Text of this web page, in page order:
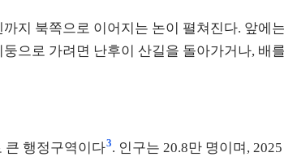
지 북쪽으로 이어지는 논이 펼쳐진다. 앞에
으로 가려면 난후이 산길을 돌아가거나, 배
큰 행정구역이다3. 인구는 20.8만 명이며,